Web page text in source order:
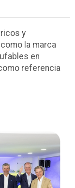
y
la marca
en
referencia